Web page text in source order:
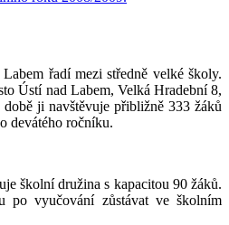
řadí mezi středně velké školy.
Ústí nad Labem, Velká Hradební 8,
ji navštěvuje přibližně 333 žáků
devátého ročníku.
školní družina s kapacitou 90 žáků.
po vyučování zůstávat ve školním